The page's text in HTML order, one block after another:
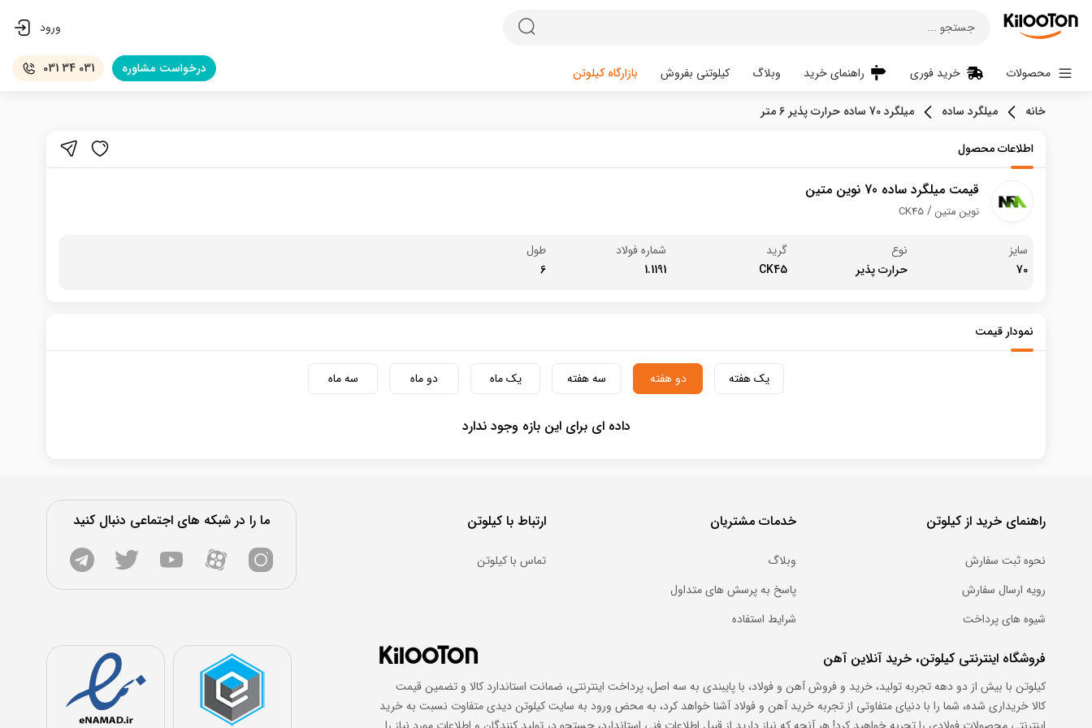
محصولات خرید فوری راهنمای خرید وبلاگ کیلوتنی بفروش بازارگاه کیلوتن درخواست مشاوره 031 34 031
جستجو ... ورود
خانه میلگرد ساده میلگرد 70 ساده حرارت پذیر 6 متر
اطلاعات محصول
قیمت میلگرد ساده 70 نوین متین
CK45 نوین متین
سایز
70
نوع
حرارت پذیر
گرید
CK45
شماره فولاد
1.1191
طول
6
نمودار قیمت
یک هفته دو هفته سه هفته یک ماه دو ماه سه ماه
داده ای برای این بازه وجود ندارد
ما را در شبکه های اجتماعی دنبال کنید ارتباط با کیلوتن
تماس با کیلوتن
خدمات مشتریان
وبلاگ
پاسخ به پرسش های متداول
شرایط استفاده
راهنمای خرید از کیلوتن
نحوه ثبت سفارش
رویه ارسال سفارش
شیوه های پرداخت
فروشگاه اینترنتی کیلوتن، خرید آنلاین آهن
کیلوتن با بیش از دو دهه تجربه تولید، خرید و فروش آهن و فولاد، با پایبندی به سه اصل، پرداخت اینترنتی، ضمانت استاندارد کالا و تضمین قیمت
کالا خریداری شده، شما را با دنیای متفاوتی از تجربه خرید آهن و فولاد آشنا خواهد کرد، به محض ورود به سایت کیلوتن دیدی متفاوت نسبت به خرید